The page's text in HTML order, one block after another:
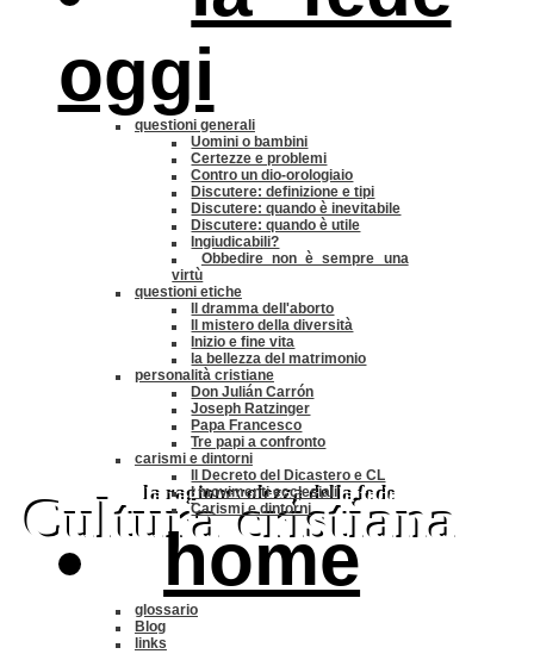
Cultura cristiana
la ragionevolezza della fede
oggi
questioni generali
Uomini o bambini
Certezze e problemi
Contro un dio-orologiaio
Discutere: definizione e tipi
Discutere: quando è inevitabile
Discutere: quando è utile
Ingiudicabili?
Obbedire non è sempre una
virtù
questioni etiche
Il dramma dell'aborto
Il mistero della diversità
Inizio e fine vita
la bellezza del matrimonio
personalità cristiane
Don Julián Carrón
Joseph Ratzinger
Papa Francesco
Tre papi a confronto
carismi e dintorni
Il Decreto del Dicastero e CL
I movimenti ecclesiali
Carismi e dintorni
home
glossario
Blog
links